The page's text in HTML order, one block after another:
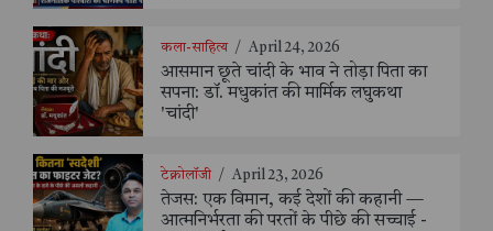
कला-साहित्य / April 24, 2026
आसमान छूते चांदी के भाव ने तोड़ा पिता का
सपना: डॉ. मधुकांत की मार्मिक लघुकथा
'चांदी'
टेक्नोलॉजी / April 23, 2026
तेजस: एक विमान, कई देशों की कहानी —
आत्मनिर्भरता की परतों के पीछे की सच्चाई -